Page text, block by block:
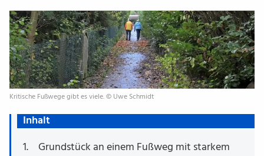
Kritische Fußwege gibt es viele. © Uwe Schmidt
Inhalt
Grundstück an einem Fußweg mit starkem